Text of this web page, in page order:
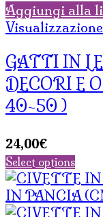
Aggiungi alla
GATTI IN
DECORI E
40-50 )
24,00€
Select options